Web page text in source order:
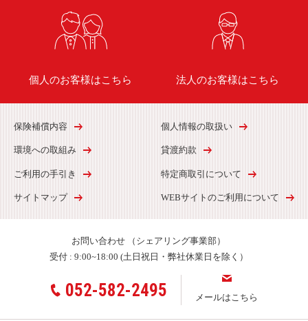
個人のお客様はこちら 法人のお客様はこちら
保険補償内容 個人情報の取扱い
環境への取組み 貸渡約款
ご利用の手引き 特定商取引について
サイトマップ WEBサイトのご利用について
お問い合わせ
（シェアリング事業部）
受付 : 9:00~18:00 (土日祝日・弊社休業日を除く）
052-582-2495 メールはこちら